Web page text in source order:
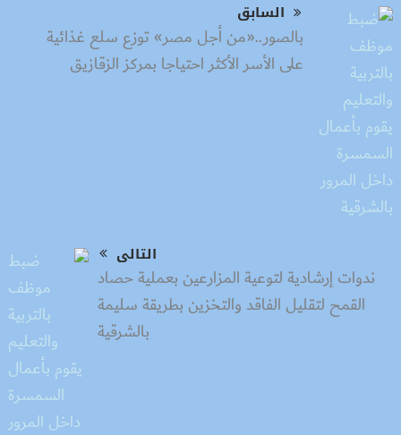
السابق
بالصور..«من أجل مصر» توزع سلع غذائية
على الأسر الأكثر احتياجا بمركز الزقازيق
التالى
ندوات إرشادية لتوعية المزارعين بعملية حصاد
القمح لتقليل الفاقد والتخزين بطريقة سليمة
بالشرقية